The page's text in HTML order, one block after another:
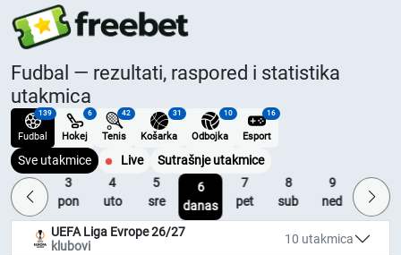
Fudbal — rezultati, raspored i statistika
utakmica
139
Fudbal
6
Hokej
42
Tenis
31
Košarka
10
Odbojka
16
Esport
Sve utakmice Live
Sutrašnje utakmice
2
ned
3
pon
4
uto
5
sre
6
danas
7
pet
8
sub
9
ned
10
pon
UEFA Liga Evrope 26/27
klubovi
10 utakmica